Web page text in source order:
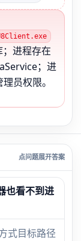
进程存在
；进
员权限。
也看不到进
式目标路径